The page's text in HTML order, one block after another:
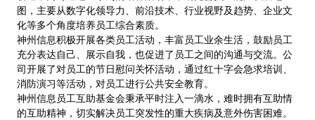
图，主要从数字化领导力、前沿技术、行业视野及趋势、企业文
化等多个角度培养员工综合素质。
神州信息积极开展各类员工活动，丰富员工业余生活，鼓励员工
充分表达自己、展示自我，也促进了员工之间的沟通与交流。公
司开展了对员工的节日慰问关怀活动，通过红十字会急求培训、
消防演习等活动，对员工进行公共安全教育。
神州信息员工互助基金会秉承平时注入一滴水，难时拥有互助情
的互助精神，切实解决员工突发性的重大疾病及意外伤害困难。